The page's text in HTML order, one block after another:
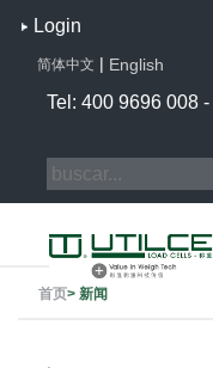
Login
简体中文 | English
Tel: 400 9696 008 -
首页> 新闻